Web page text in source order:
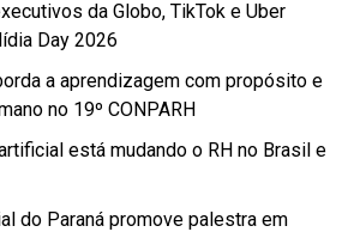
da Globo, TikTok e Uber
Day 2026
a aprendizagem com propósito e
no 19º CONPARH
está mudando o RH no Brasil e
do Paraná promove palestra em